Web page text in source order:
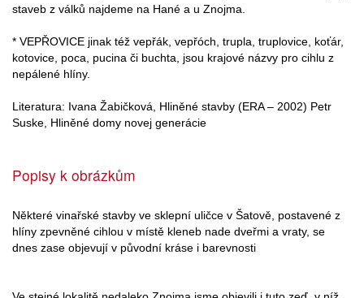
staveb z válků najdeme na Hané a u Znojma.
* VEPŘOVICE jinak též vepřák, vepřóch, trupla, truplovice, koťár,
kotovice, poca, pucina či buchta, jsou krajové názvy pro cihlu z
nepálené hlíny.
Literatura: Ivana Žabičková, Hliněné stavby (ERA – 2002) Petr
Suske, Hliněné domy novej generácie
Popisy k obrázkům
Některé vinařské stavby ve sklepní uličce v Šatově, postavené z
hlíny zpevněné cihlou v místě kleneb nade dveřmi a vraty, se
dnes zase objevují v původní kráse i barevnosti